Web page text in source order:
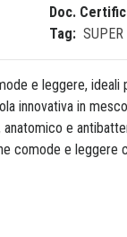
Doc.
Tag: SUPER
e leggere,
innovativa in
e
comode e